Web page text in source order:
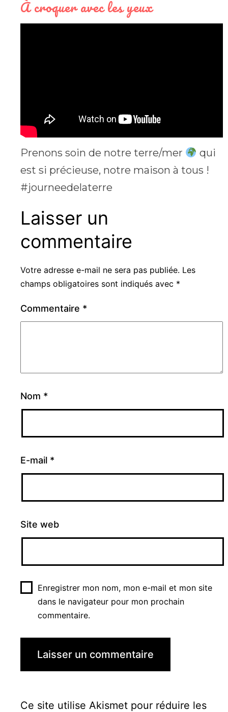
À croquer avec les yeux
Prenons soin de notre terre/mer
qui
est si précieuse, notre maison à tous !
#journeedelaterre
Laisser un
commentaire
Votre adresse e-mail ne sera pas publiée. Les
champs obligatoires sont indiqués avec *
Commentaire *
Nom *
E-mail *
Site web
Enregistrer mon nom, mon e-mail et mon site
dans le navigateur pour mon prochain
commentaire.
Ce site utilise Akismet pour réduire les